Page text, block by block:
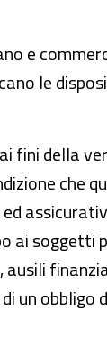
e
le
fini della
che
ai soggetti
un obbligo